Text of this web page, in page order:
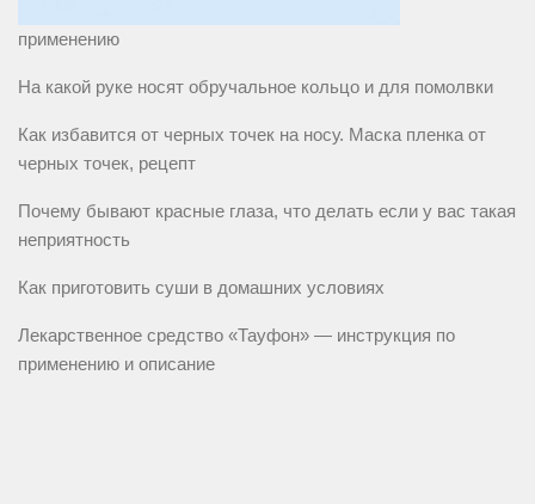
применению
На какой руке носят обручальное кольцо и для помолвки
Как избавится от черных точек на носу. Маска пленка от
черных точек, рецепт
Почему бывают красные глаза, что делать если у вас такая
неприятность
Как приготовить суши в домашних условиях
Лекарственное средство «Тауфон» — инструкция по
применению и описание